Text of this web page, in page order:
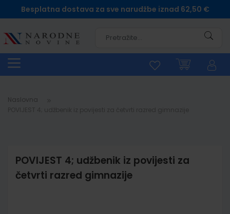
Besplatna dostava za sve narudžbe iznad 62,50 €
Naslovna
POVIJEST 4; udžbenik iz povijesti za
četvrti razred gimnazije